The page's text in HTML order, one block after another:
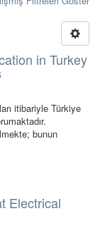
in Turkey
itibariyle Türkiye
bunun
Electrical